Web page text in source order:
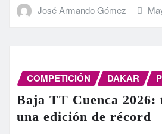
José Armando Gómez
COMPETICIÓN DAKAR
Baja TT Cuenca 2026:
una edición de récord